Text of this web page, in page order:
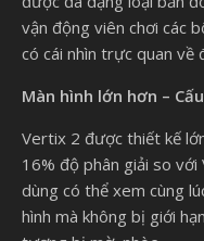
vận động viên chơi các
có cái nhìn trực quan về
Màn hình lớn hơn –
Vertix 2 được thiết kế
16% độ phân giải so
dùng có thể xem cùng
hình mà không bị giới